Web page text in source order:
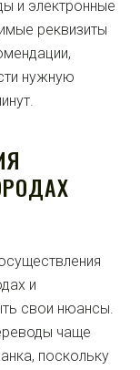
и электронные
реквизиты
нужную
и
свои нюансы.
чаще
поскольку